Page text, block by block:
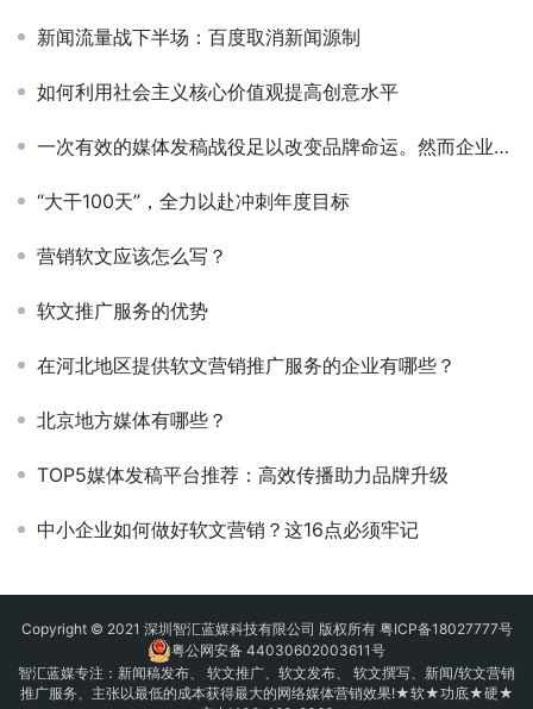
新闻流量战下半场：百度取消新闻源制
如何利用社会主义核心价值观提高创意水平
一次有效的媒体发稿战役足以改变品牌命运。然而企业正深陷传播泥潭：72%的企业遭遇过“资源虚假”“效果模糊”“售后脱节”等问题，平均每年因无效发稿浪费4.5万元。面对AI重构传播生态的浪潮，如何选择真正高效的媒体发稿服务商？本篇从四大维度拆解头部新闻发布平台，助您精准匹配需求。
“大干100天”，全力以赴冲刺年度目标
营销软文应该怎么写？
软文推广服务的优势
在河北地区提供软文营销推广服务的企业有哪些？
北京地方媒体有哪些？
TOP5媒体发稿平台推荐：高效传播助力品牌升级
中小企业如何做好软文营销？这16点必须牢记
Copyright © 2021 深圳智汇蓝媒科技有限公司 版权所有 粤ICP备18027777号
粤公网安备 44030602003611号
智汇蓝媒专注： 新闻稿发布、 软文推广、 软文发布、 软文撰写、新闻/软文营销
推广服务、主张以最低的成本获得最大的网络媒体营销效果!★软★功底★硬★